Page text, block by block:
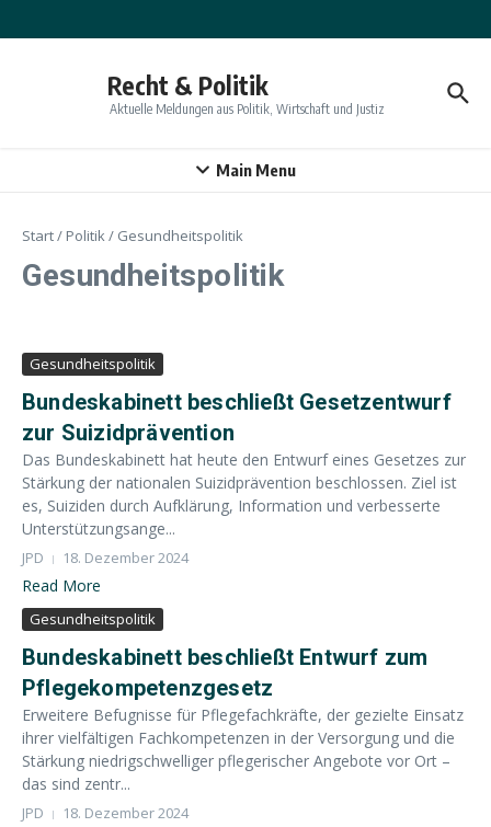
Recht & Politik
Aktuelle Meldungen aus Politik, Wirtschaft und Justiz
Main Menu
Start/ Politik/ Gesundheitspolitik
Gesundheitspolitik
Gesundheitspolitik
Bundeskabinett beschließt Gesetzentwurf
zur Suizidprävention
Das Bundeskabinett hat heute den Entwurf eines Gesetzes zur
Stärkung der nationalen Suizidprävention beschlossen. Ziel ist
es, Suiziden durch Aufklärung, Information und verbesserte
Unterstützungsange...
JPD 18. Dezember 2024
Read More
Gesundheitspolitik
Bundeskabinett beschließt Entwurf zum
Pflegekompetenzgesetz
Erweitere Befugnisse für Pflegefachkräfte, der gezielte Einsatz
ihrer vielfältigen Fachkompetenzen in der Versorgung und die
Stärkung niedrigschwelliger pflegerischer Angebote vor Ort –
das sind zentr...
JPD 18. Dezember 2024